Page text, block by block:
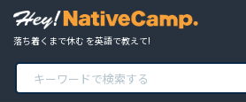
落ち着くまで休む を英語で教えて!